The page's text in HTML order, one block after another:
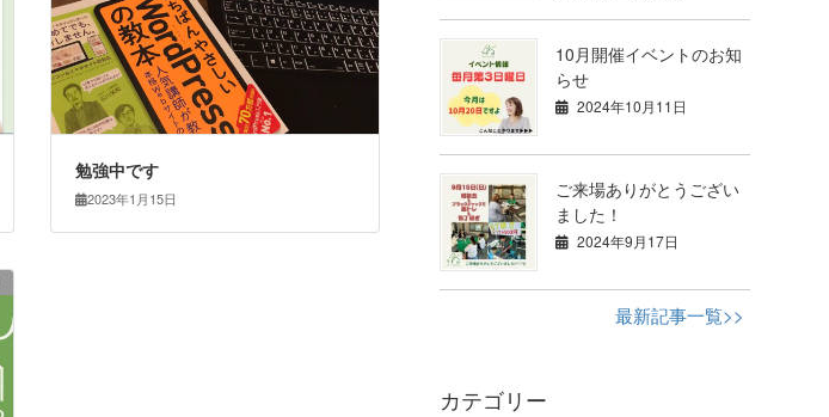
勉強中です
2023年1月15日
10月開催イベントのお知
らせ
2024年10月11日
ご来場ありがとうござい
ました！
2024年9月17日
最新記事一覧>>
カテゴリー